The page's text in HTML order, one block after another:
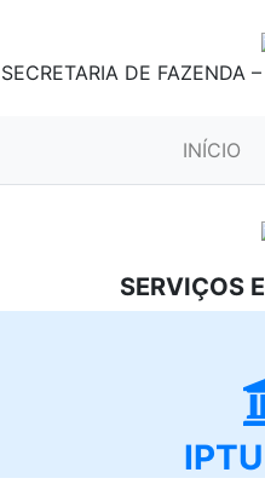
SECRETARIA DE FAZENDA
INÍCIO
SERVIÇOS